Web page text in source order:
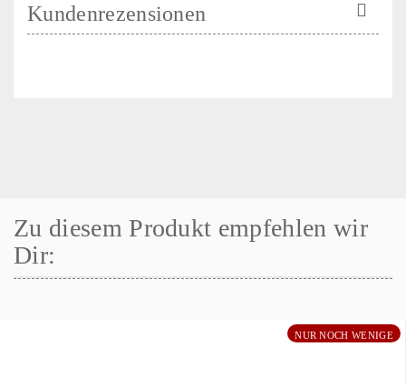
Kundenrezensionen
Zu diesem Produkt empfehlen wir
Dir:
NUR NOCH WENIGE